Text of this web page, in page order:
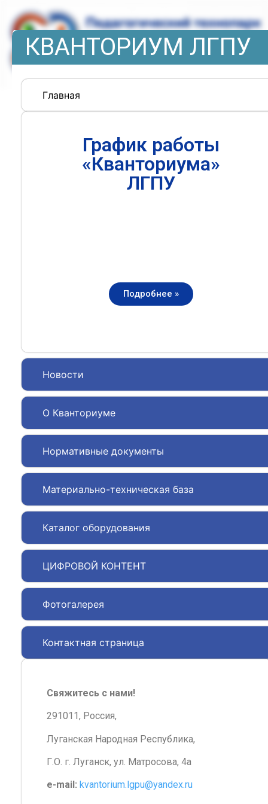
КВАНТОРИУМ ЛГПУ
Главная
Новости
О Кванториуме
Нормативные документы
Материально-техническая база
Каталог оборудования
ЦИФРОВОЙ КОНТЕНТ
Фотогалерея
Контактная страница
График работы
«Кванториума»
ЛГПУ
Подробнее »
Свяжитесь с нами!
291011, Россия,
Луганская Народная Республика,
Г.О. г. Луганск, ул. Матросова, 4а
e-mail: kvantorium.lgpu@yandex.ru